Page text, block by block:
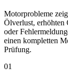
Motorprobleme
Ölverlust, erhöhten
oder
einen kompletten
Prüfung.
01